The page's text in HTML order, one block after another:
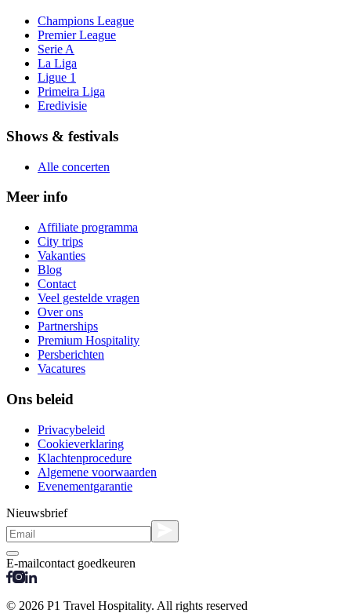
Champions League
Premier League
Serie A
La Liga
Ligue 1
Primeira Liga
Eredivisie
Shows & festivals
Alle concerten
Meer info
Affiliate programma
City trips
Vakanties
Blog
Contact
Veel gestelde vragen
Over ons
Partnerships
Premium Hospitality
Persberichten
Vacatures
Ons beleid
Privacybeleid
Cookieverklaring
Klachtenprocedure
Algemene voorwaarden
Evenementgarantie
Nieuwsbrief
E-mailcontact goedkeuren
© 2026 P1 Travel Hospitality. All rights reserved